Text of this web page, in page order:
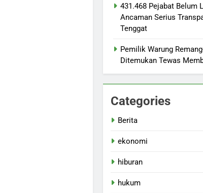
431.468 Pejabat Belum
Ancaman Serius
Tenggat
Pemilik Warung
Ditemukan Tewas
Categories
Berita
ekonomi
hiburan
hukum